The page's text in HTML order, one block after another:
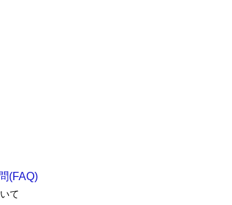
(FAQ)
て